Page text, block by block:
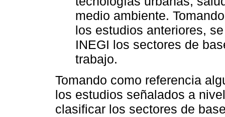
medio ambiente.
los estudios anteriores,
INEGI los sectores de
trabajo.
Tomando como referencia
los estudios señalados a
clasificar los sectores de